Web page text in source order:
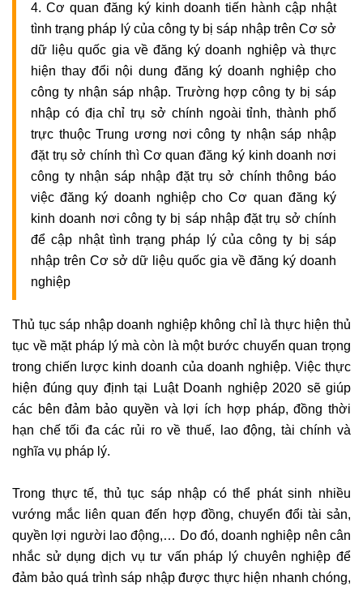
4. Cơ quan đăng ký kinh doanh tiến hành cập nhật
tình trạng pháp lý của công ty bị sáp nhập trên Cơ sở
dữ liệu quốc gia về đăng ký doanh nghiệp và thực
hiện thay đổi nội dung đăng ký doanh nghiệp cho
công ty nhận sáp nhập. Trường hợp công ty bị sáp
nhập có địa chỉ trụ sở chính ngoài tỉnh, thành phố
trực thuộc Trung ương nơi công ty nhận sáp nhập
đặt trụ sở chính thì Cơ quan đăng ký kinh doanh nơi
công ty nhận sáp nhập đặt trụ sở chính thông báo
việc đăng ký doanh nghiệp cho Cơ quan đăng ký
kinh doanh nơi công ty bị sáp nhập đặt trụ sở chính
để cập nhật tình trạng pháp lý của công ty bị sáp
nhập trên Cơ sở dữ liệu quốc gia về đăng ký doanh
nghiệp
Thủ tục sáp nhập doanh nghiệp không chỉ là thực hiện thủ
tục về mặt pháp lý mà còn là một bước chuyển quan trọng
trong chiến lược kinh doanh của doanh nghiệp. Việc thực
hiện đúng quy định tại Luật Doanh nghiệp 2020 sẽ giúp
các bên đảm bảo quyền và lợi ích hợp pháp, đồng thời
hạn chế tối đa các rủi ro về thuế, lao động, tài chính và
nghĩa vụ pháp lý.
Trong thực tế, thủ tục sáp nhập có thể phát sinh nhiều
vướng mắc liên quan đến hợp đồng, chuyển đổi tài sản,
quyền lợi người lao động,… Do đó, doanh nghiệp nên cân
nhắc sử dụng dịch vụ tư vấn pháp lý chuyên nghiệp để
đảm bảo quá trình sáp nhập được thực hiện nhanh chóng,